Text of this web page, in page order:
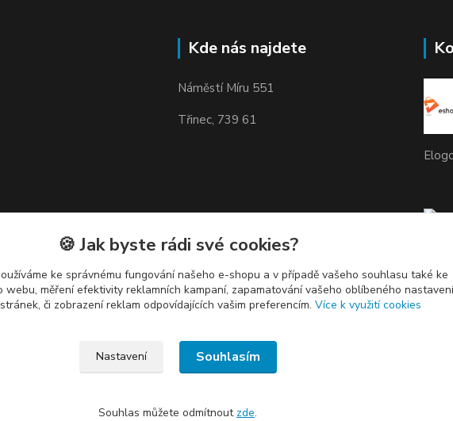
Kde nás najdete
Náměstí Míru 551
Třinec, 739 61
🍪 Jak byste rádi své cookies?
ke správnému fungování našeho e-shopu a v případě vašeho souhlasu také ke
měření efektivity reklamních kampaní, zapamatování vašeho oblíbeného nastavení
či zobrazení reklam odpovídajících vašim preferencím. Více k využití cookies
Nastavení Souhlasím
Souhlas můžete odmítnout zde.